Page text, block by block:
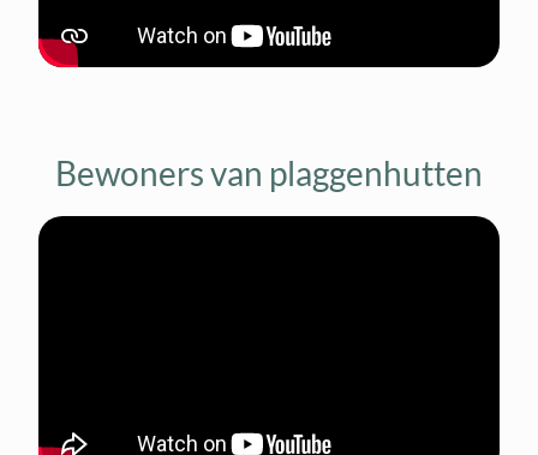
Bewoners van plaggenhutten